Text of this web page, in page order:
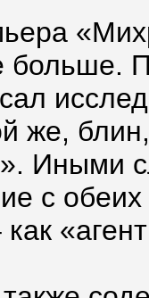
больше.
же,
Иными
с